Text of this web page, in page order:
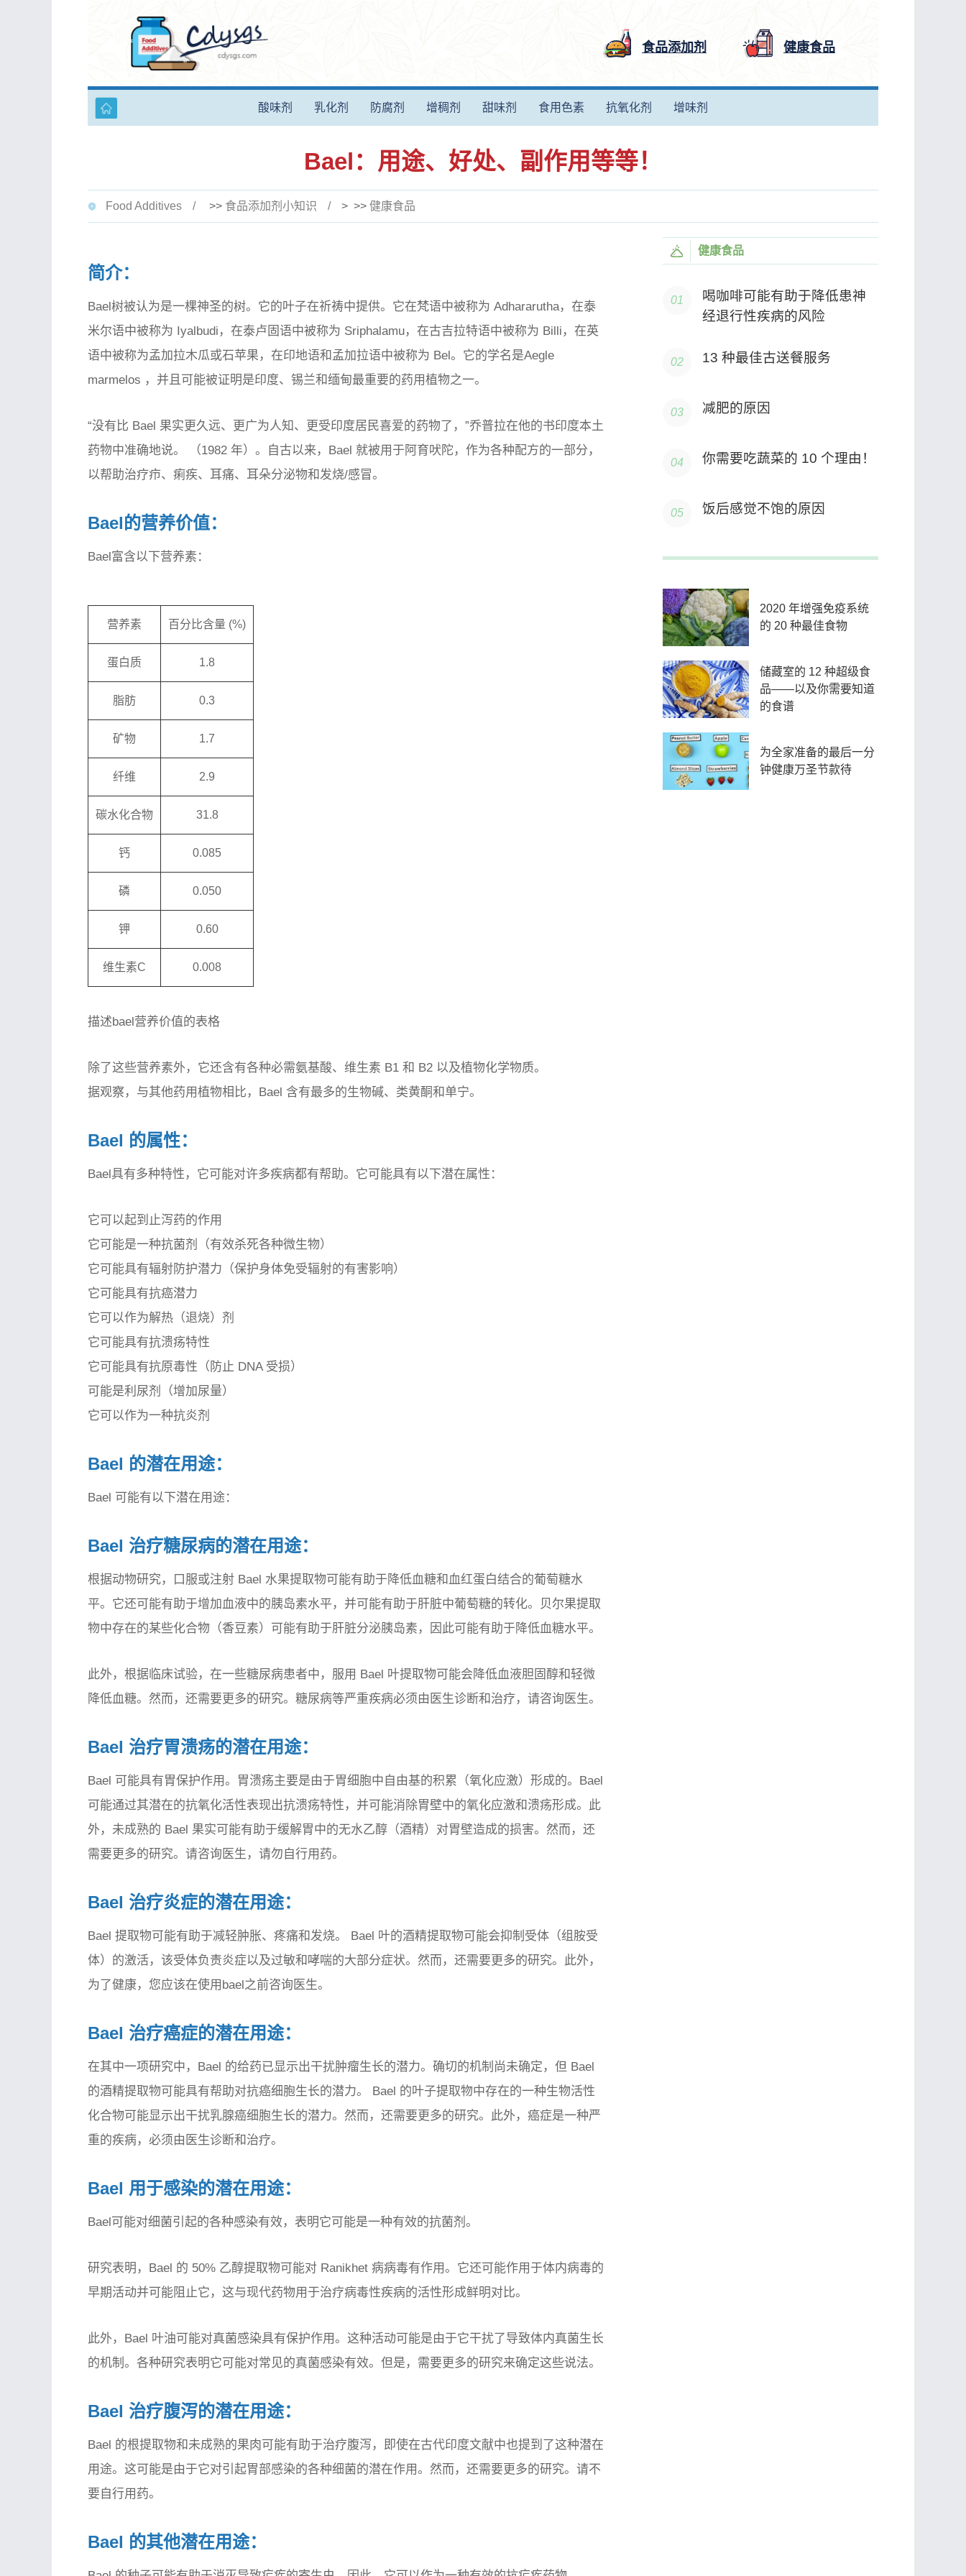
食品添加剂 健康食品
酸味剂 乳化剂 防腐剂 增稠剂 甜味剂 食用色素 抗氧化剂 增味剂
Bael：用途、好处、副作用等等！
Food Additives >> 食品添加剂小知识 > >> 健康食品
简介：
Bael树被认为是一棵神圣的树。它的叶子在祈祷中提供。它在梵语中被称为 Adhararutha，在泰
米尔语中被称为 Iyalbudi，在泰卢固语中被称为 Sriphalamu，在古吉拉特语中被称为 Billi，在英
语中被称为孟加拉木瓜或石苹果，在印地语和孟加拉语中被称为 Bel。它的学名是Aegle
marmelos ，并且可能被证明是印度、锡兰和缅甸最重要的药用植物之一。
“没有比 Bael 果实更久远、更广为人知、更受印度居民喜爱的药物了，”乔普拉在他的书印度本土
药物中准确地说。 （1982 年）。自古以来，Bael 就被用于阿育吠陀，作为各种配方的一部分，
以帮助治疗疖、痢疾、耳痛、耳朵分泌物和发烧/感冒。
Bael的营养价值：
Bael富含以下营养素：
营养素 百分比含量 (%)
蛋白质 1.8
脂肪 0.3
矿物 1.7
纤维 2.9
碳水化合物 31.8
钙 0.085
磷 0.050
钾 0.60
维生素C 0.008
描述bael营养价值的表格
除了这些营养素外，它还含有各种必需氨基酸、维生素 B1 和 B2 以及植物化学物质。
据观察，与其他药用植物相比，Bael 含有最多的生物碱、类黄酮和单宁。
Bael 的属性：
Bael具有多种特性，它可能对许多疾病都有帮助。它可能具有以下潜在属性：
它可以起到止泻药的作用
它可能是一种抗菌剂（有效杀死各种微生物）
它可能具有辐射防护潜​​力（保护身体免受辐射的有害影响）
它可能具有抗癌潜力
它可以作为解热（退烧）剂
它可能具有抗溃疡特性
它可能具有抗原毒性（防止 DNA 受损）
可能是利尿剂（增加尿量）
它可以作为一种抗炎剂
Bael 的潜在用途：
Bael 可能有以下潜在用途：
Bael 治疗糖尿病的潜在用途：
根据动物研究，口服或注射 Bael 水果提取物可能有助于降低血糖和血红蛋白结合的葡萄糖水
平。它还可能有助于增加血液中的胰岛素水平，并可能有助于肝脏中葡萄糖的转化。贝尔果提取
物中存在的某些化合物（香豆素）可能有助于肝脏分泌胰岛素，因此可能有助于降低血糖水平。
此外，根据临床试验，在一些糖尿病患者中，服用 Bael 叶提取物可能会降低血液胆固醇和轻微
降低血糖。然而，还需要更多的研究。糖尿病等严重疾病必须由医生诊断和治疗，请咨询医生。
Bael 治疗胃溃疡的潜在用途：
Bael 可能具有胃保护作用。胃溃疡主要是由于胃细胞中自由基的积累（氧化应激）形成的。Bael
可能通过其潜在的抗氧化活性表现出抗溃疡特性，并可能消除胃壁中的氧化应激和溃疡形成。此
外，未成熟的 Bael 果实可能有助于缓解胃中的无水乙醇（酒精）对胃壁造成的损害。然而，还
需要更多的研究。请咨询医生，请勿自行用药。
Bael 治疗炎症的潜在用途：
Bael 提取物可能有助于减轻肿胀、疼痛和发烧。 Bael 叶的酒精提取物可能会抑制受体（组胺受
体）的激活，该受体负责炎症以及过敏和哮喘的大部分症状。然而，还需要更多的研究。此外，
为了健康，您应该在使用bael之前咨询医生。
Bael 治疗癌症的潜在用途：
在其中一项研究中，Bael 的给药已显示出干扰肿瘤生长的潜力。确切的机制尚未确定，但 Bael
的酒精提取物可能具有帮助对抗癌细胞生长的潜力。 Bael 的叶子提取物中存在的一种生物活性
化合物可能显示出干扰乳腺癌细胞生长的潜力。然而，还需要更多的研究。此外，癌症是一种严
重的疾病，必须由医生诊断和治疗。
Bael 用于感染的潜在用途：
Bael可能对细菌引起的各种感染有效，表明它可能是一种有效的抗菌剂。
研究表明，Bael 的 50% 乙醇提取物可能对 Ranikhet 病病毒有作用。它还可能作用于体内病毒的
早期活动并可能阻止它，这与现代药物用于治疗病毒性疾病的活性形成鲜明对比。
此外，Bael 叶油可能对真菌感染具有保护作用。这种活动可能是由于它干扰了导致体内真菌生长
的机制。各种研究表明它可能对常见的真菌感染有效。但是，需要更多的研究来确定这些说法。
Bael 治疗腹泻的潜在用途：
Bael 的根提取物和未成熟的果肉可能有助于治疗腹泻，即使在古代印度文献中也提到了这种潜在
用途。这可能是由于它对引起胃部感染的各种细菌的潜在作用。然而，还需要更多的研究。请不
要自行用药。
Bael 的其他潜在用途：
健康食品
喝咖啡可能有助于降低患神
经退行性疾病的风险
13 种最佳古送餐服务
减肥的原因
你需要吃蔬菜的 10 个理由！
饭后感觉不饱的原因
2020 年增强免疫系统
的 20 种最佳食物
储藏室的 12 种超级食
品——以及你需要知道
的食谱
为全家准备的最后一分
钟健康万圣节款待